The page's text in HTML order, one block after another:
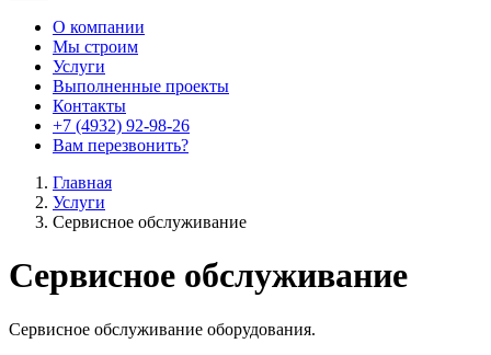
О компании
Мы строим
Услуги
Выполненные проекты
Контакты
+7 (4932) 92-98-26
Вам перезвонить?
Главная
Услуги
Сервисное обслуживание
Сервисное обслуживание
Сервисное обслуживание оборудования.